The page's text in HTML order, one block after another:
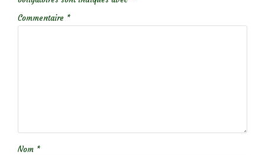
Commentaire *
Nom *